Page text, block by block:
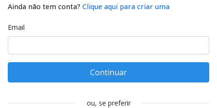
Ainda não tem conta? Clique aqui para criar uma
Email
Continuar
ou, se preferir